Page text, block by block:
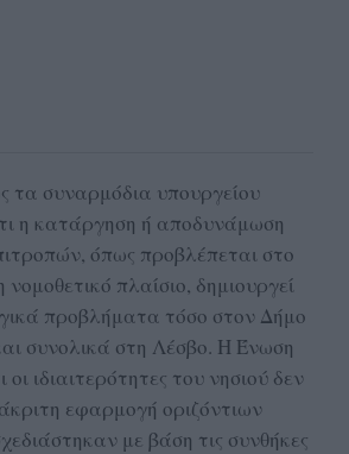
τα συναρμόδια υπουργείου
η κατάργηση ή αποδυνάμωση
όπως προβλέπεται στο
πλαίσιο, δημιουργεί
προβλήματα τόσο στον Δήμο
συνολικά στη Λέσβο. Η Ένωση
οι ιδιαιτερότητες του νησιού δεν
εφαρμογή οριζόντιων
με βάση τις συνθήκες